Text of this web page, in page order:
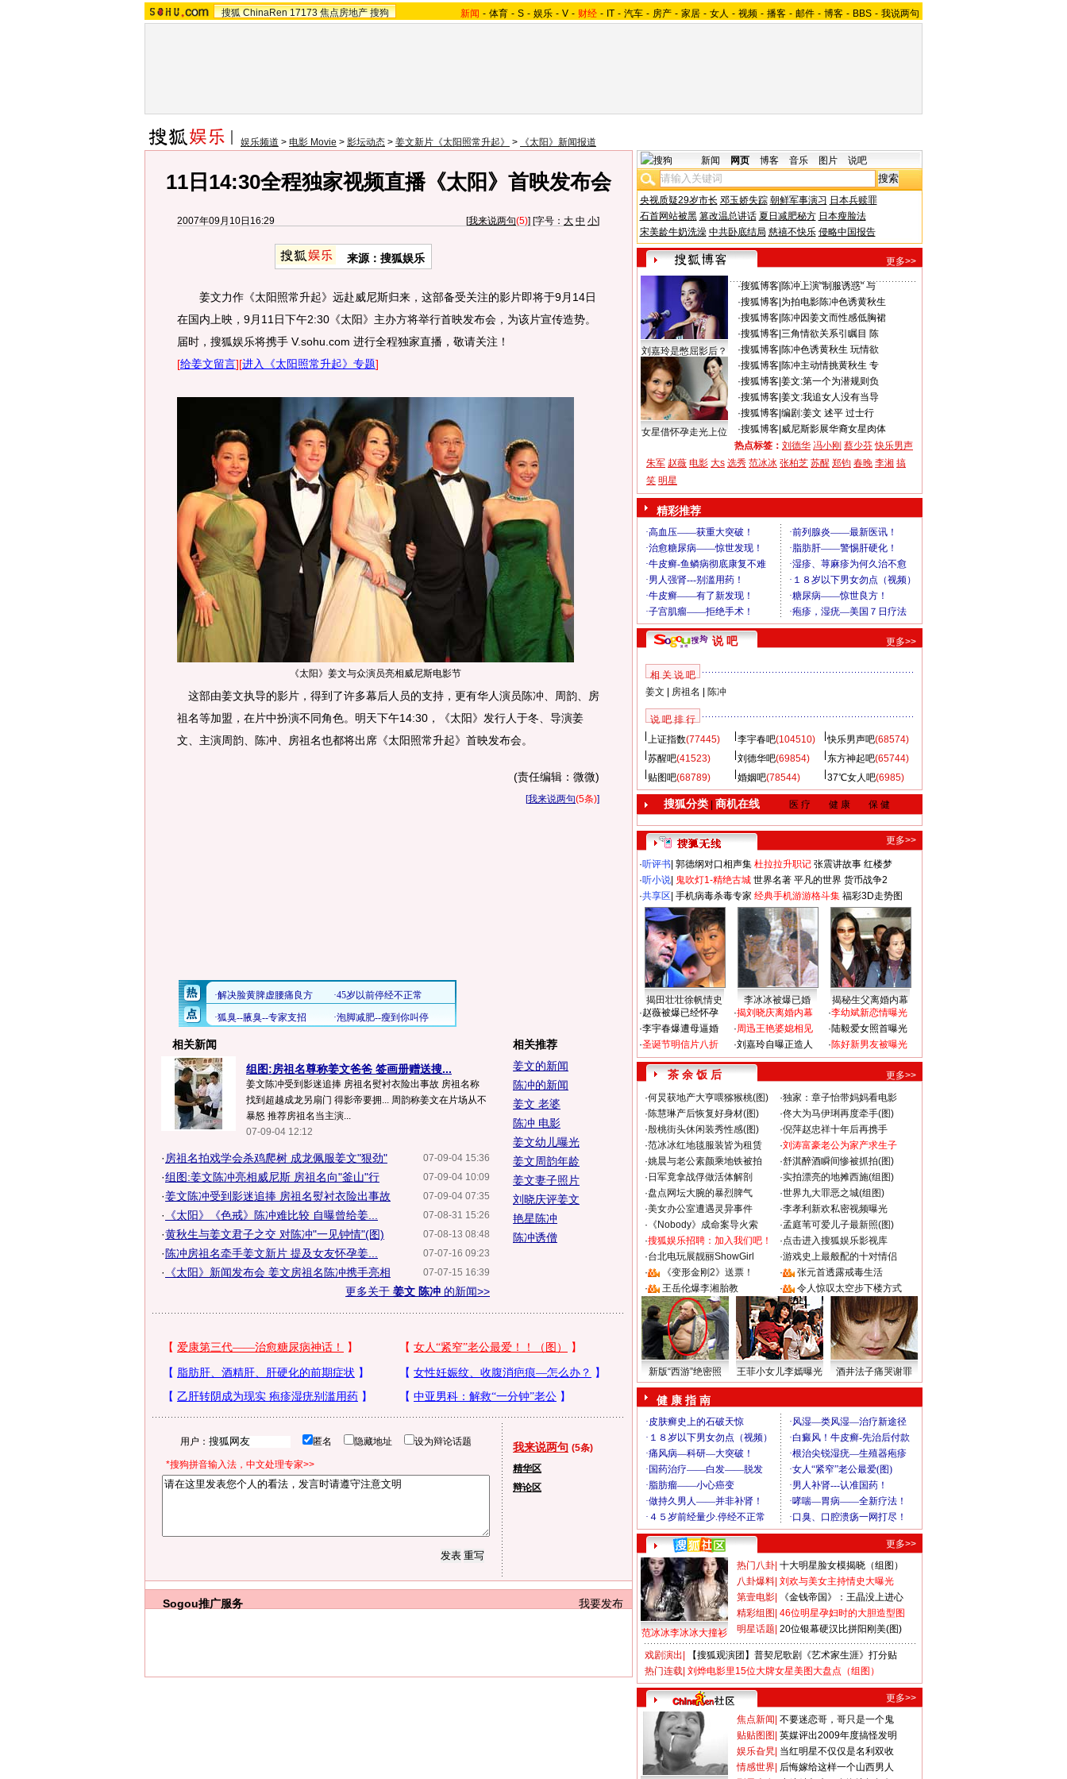
搜狐 ChinaRen 17173 焦点房地产 搜狗 新闻 - 体育 - S - 娱乐 - V - 财经 - IT - 汽车 - 房产 - 家居 - 女人 - 视频 - 播客 - 邮件 - 博客 - BBS - 我说两句
娱乐频道 > 电影 Movie > 影坛动态 > 姜文新片《太阳照常升起》 > 《太阳》新闻报道
11日14:30全程独家视频直播《太阳》首映发布会
2007年09月10日16:29 [我来说两句(5)] [字号： 大 中 小]
来源：搜狐娱乐
姜文力作《太阳照常升起》远赴威尼斯归来，这部备受关注的影片即将于9月14日
在国内上映，9月11日下午2:30《太阳》主办方将举行首映发布会，为该片宣传造势。
届时，搜狐娱乐将携手 V.sohu.com 进行全程独家直播，敬请关注！
[给姜文留言][进入《太阳照常升起》专题]
《太阳》姜文与众演员亮相威尼斯电影节
这部由姜文执导的影片，得到了许多幕后人员的支持，更有华人演员陈冲、周韵、房
祖名等加盟，在片中扮演不同角色。明天下午14:30，《太阳》发行人于冬、导演姜
文、主演周韵、陈冲、房祖名也都将出席《太阳照常升起》首映发布会。
(责任编辑：微微)
[我来说两句(5条)]
相关新闻
组图:房祖名尊称姜文爸爸 签画册赠送搜...
姜文陈冲受到影迷追捧 房祖名熨衬衣险出事故 房祖名称
找到超越成龙另扇门 得影帝要拥... 周韵称姜文在片场从不
暴怒 推荐房祖名当主演...
07-09-04 12:12
07-09-04 15:36
· 房祖名拍戏学会杀鸡爬树 成龙佩服姜文"狠劲"
07-09-04 10:09
·组图:姜文陈冲亮相威尼斯 房祖名向"釜山"行
07-09-04 07:35
·姜文陈冲受到影迷追捧 房祖名熨衬衣险出事故
07-08-31 15:26
· 《太阳》《色戒》陈冲难比较 自曝曾给姜...
07-08-13 08:48
·黄秋生与姜文君子之交 对陈冲"一见钟情"(图)
07-07-16 09:23
· 陈冲房祖名牵手姜文新片 提及女友怀孕姜...
07-07-15 16:39
·
《太阳》新闻发布会 姜文房祖名陈冲携手亮相
更多关于 姜文 陈冲 的新闻>>
相关推荐
姜文的新闻
陈冲的新闻
姜文 老婆
陈冲 电影
姜文幼儿曝光
姜文周韵年龄
姜文妻子照片
刘晓庆评姜文
艳星陈冲
陈冲诱僧
用户： 匿名 隐藏地址 设为辩论话题
*搜狗拼音输入法，中文处理专家>>
我来说两句 (5条)
精华区
辩论区
我要发布
Sogou推广服务
新闻 网页 博客 音乐 图片 说吧
央视质疑29岁市长 邓玉娇失踪 朝鲜军事演习 日本兵赎罪
石首网站被黑 篡改温总讲话 夏日减肥秘方 日本瘦脸法
宋美龄牛奶洗澡 中共卧底结局 慈禧不快乐 侵略中国报告
更多>>
刘嘉玲是憋屈影后？
女星借怀孕走光上位
·搜狐博客| 陈冲上演"制服诱惑" 与
·搜狐博客| 为拍电影陈冲色诱黄秋生
·搜狐博客| 陈冲因姜文而性感低胸裙
·搜狐博客| 三角情欲关系引瞩目 陈
·搜狐博客| 陈冲色诱黄秋生 玩情欲
·搜狐博客| 陈冲主动情挑黄秋生 专
·搜狐博客| 姜文:第一个为潜规则负
·搜狐博客| 姜文:我追女人没有当导
·搜狐博客| 编剧:姜文 述平 过士行
·搜狐博客| 威尼斯影展华裔女星肉体
热点标签： 刘德华 冯小刚 蔡少芬 快乐男声
朱军 赵薇 电影 大s 选秀 范冰冰 张柏芝 苏醒 郑钧 春晚 李湘 搞
笑 明星
精彩推荐
说 吧 更多>>
相 关 说 吧
姜文
房祖名 陈冲
说 吧 排 行
上证指数(77445) 李宇春吧(104510) 快乐男声吧(68574)
苏醒吧(41523) 刘德华吧(69854) 东方神起吧(65744)
贴图吧(68789) 婚姻吧(78544) 37℃女人吧(6985)
搜狐分类| 商机在线 医 疗 健 康 保 健
更多>>
·听评书 郭德纲对口相声集 杜拉拉升职记 张震讲故事 红楼梦
·听小说 鬼吹灯1-精绝古城 世界名著 平凡的世界 货币战争2
·共享区 手机病毒杀毒专家 经典手机游游格斗集 福彩3D走势图
揭田壮壮徐帆情史 李冰冰被爆已婚
揭秘生父离婚内幕
·赵薇被爆已经怀孕
·李宇春爆遭母逼婚
·圣诞节明信片八折
·揭刘晓庆离婚内幕
·周迅王艳婆媳相见
·刘嘉玲自曝正造人
·李幼斌新恋情曝光
·陆毅爱女照首曝光
·陈好新男友被曝光
茶 余 饭 后
更多>>
·何炅获地产大亨喂猕猴桃(图) ·独家：章子怡带妈妈看电影
·陈慧琳产后恢复好身材(图) ·佟大为马伊琍再度牵手(图)
·殷桃街头休闲装秀性感(图) ·倪萍赵忠祥十年后再携手
·范冰冰红地毯服装皆为租赁 ·刘涛富豪老公为家产求生子
·姚晨与老公素颜乘地铁被拍 ·舒淇醉酒瞬间惨被抓拍(图)
· 日军竟拿战俘做活体解剖 ·实拍漂亮的地摊西施(组图)
·盘点网坛大腕的暴烈脾气 ·世界九大罪恶之城(组图)
·美女办公室遭遇灵异事件 ·李孝利新欢私密视频曝光
· 《Nobody》成命案导火索 ·孟庭苇可爱儿子最新照(图)
·搜狐娱乐招聘：加入我们吧！ ·点击进入搜狐娱乐影视库
·台北电玩展靓丽ShowGirl ·游戏史上最般配的十对情侣
·
《变形金刚2》送票！ ·
张元首透露戒毒生活
·
王岳伦爆李湘胎教 · 令人惊叹太空步下楼方式
新版“西游”绝密照 王菲小女儿李嫣曝光 酒井法子痛哭谢罪
健 康 指 南
更多>>
范冰冰李冰冰大撞衫
热门八卦 十大明星脸女模揭晓（组图）
八卦爆料 刘欢与美女主持情史大曝光
第壹电影
《金钱帝国》：王晶没上进心
精彩组图 46位明星孕妇时的大胆造型图
明星话题 20位银幕硬汉比拼阳刚美(图)
戏剧演出
【搜狐观演团】普契尼歌剧《艺术家生涯》打分贴
热门连载 刘烨电影里15位大牌女星美图大盘点（组图）
更多>>
焦点新闻 不要迷恋哥，哥只是一个鬼
贴贴图图 英媒评出2009年度搞怪发明
娱乐旮旯 当红明星不仅仅是名利双收
情感世界 后悔嫁给这样一个山西男人